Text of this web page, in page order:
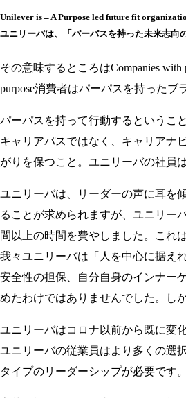
Unilever is – A Purpose led future fit
ユニリーバは、「パーパスを持った未来志向
その意味するところはCompanies with
purpose消費者はパーパスを持ったブ
パーパスを持って行動するというこ
キャリアパスではなく、キャリアナ
がりを保つこと。ユニリーバの社員
ユニリーバは、リーダーの声に耳を
ることが求められますが、ユニリー
間以上の時間を費やしました。これ
我々ユニリーバは「人を中心に据え
安全性の担保、自分自身のインナー
めたわけではありませんでした。し
ユニリーバはコロナ以前から既に変
ユニリーバの従業員はより多くの選
タイプのリーダーシップが必要です。